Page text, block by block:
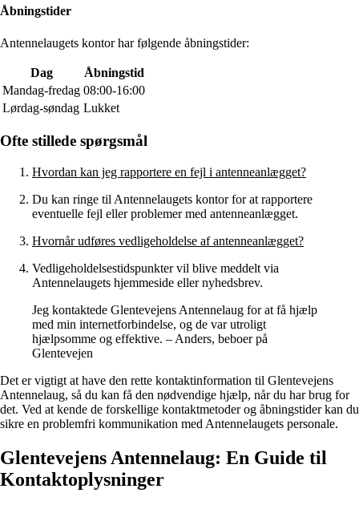
Åbningstider
Antennelaugets kontor har følgende åbningstider:
Dag
Åbningstid
Mandag-fredag 08:00-16:00
Lørdag-søndag Lukket
Ofte stillede spørgsmål
Hvordan kan jeg rapportere en fejl i antenneanlægget?
Du kan ringe til Antennelaugets kontor for at rapportere
eventuelle fejl eller problemer med antenneanlægget.
Hvornår udføres vedligeholdelse af antenneanlægget?
Vedligeholdelsestidspunkter vil blive meddelt via
Antennelaugets hjemmeside eller nyhedsbrev.
Jeg kontaktede Glentevejens Antennelaug for at få hjælp
med min internetforbindelse, og de var utroligt
hjælpsomme og effektive. – Anders, beboer på
Glentevejen
Det er vigtigt at have den rette kontaktinformation til Glentevejens
Antennelaug, så du kan få den nødvendige hjælp, når du har brug for
det. Ved at kende de forskellige kontaktmetoder og åbningstider kan du
sikre en problemfri kommunikation med Antennelaugets personale.
Glentevejens Antennelaug: En Guide til
Kontaktoplysninger